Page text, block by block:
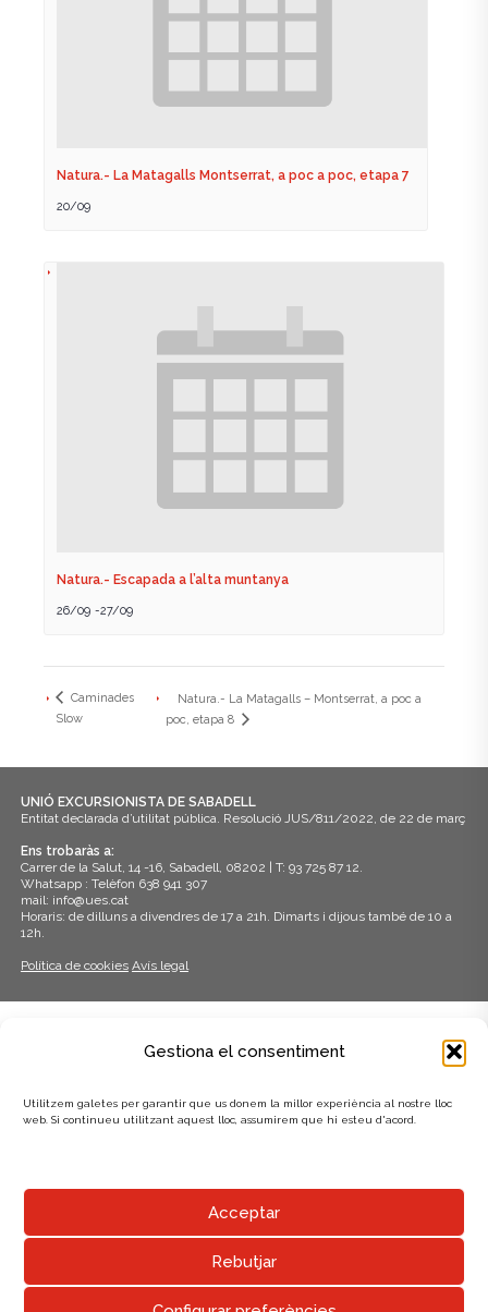
Gestiona el consentiment
Utilitzem galetes per garantir que us donem la millor experiència al nostre lloc
web. Si continueu utilitzant aquest lloc, assumirem que hi esteu d'acord.
Acceptar
Rebutjar
Natura.- La Matagalls Montserrat, a poc a poc, etapa 7
20/09
Natura.- Escapada a l’alta muntanya
26/09 -27/09
Caminades
Slow
Natura.- La Matagalls – Montserrat, a poc a
poc, etapa 8
UNIÓ EXCURSIONISTA DE SABADELL
Entitat declarada d’utilitat pública. Resolució JUS/811/2022, de 22 de març
Ens trobaràs a:
Carrer de la Salut, 14 -16, Sabadell, 08202 | T: 93 725 87 12.
Whatsapp : Telèfon 638 941 307
mail: info@ues.cat
Horaris: de dilluns a divendres de 17 a 21h. Dimarts i dijous també de 10 a
12h.
Política de cookies Avís legal
AMB EL SUPORT DE: